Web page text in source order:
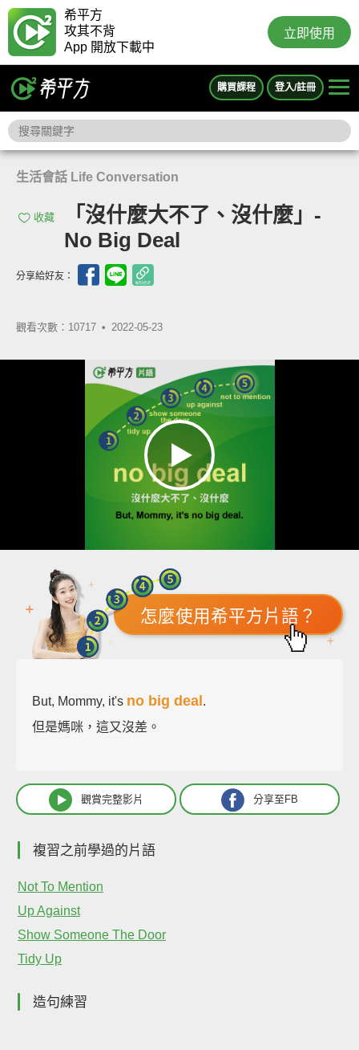
希平方
攻其不背
App 開放下載中
立即使用
購買課程 登入/註冊
生活會話 Life Conversation
收藏
「沒什麼大不了、沒什麼」-
No Big Deal
分享給好友：
觀看次數：10717 • 2022-05-23
怎麼使用希平方片語？
But, Mommy, it's no big deal .
但是媽咪，這又沒差。
觀賞完整影片 分享至FB
複習之前學過的片語
Not To Mention
Up Against
Show Someone The Door
Tidy Up
造句練習